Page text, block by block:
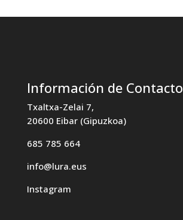
Información de Contacto
Txaltxa-Zelai 7,
20600 Eibar (Gipuzkoa)
685 785 664
info@lura.eus
Instagram